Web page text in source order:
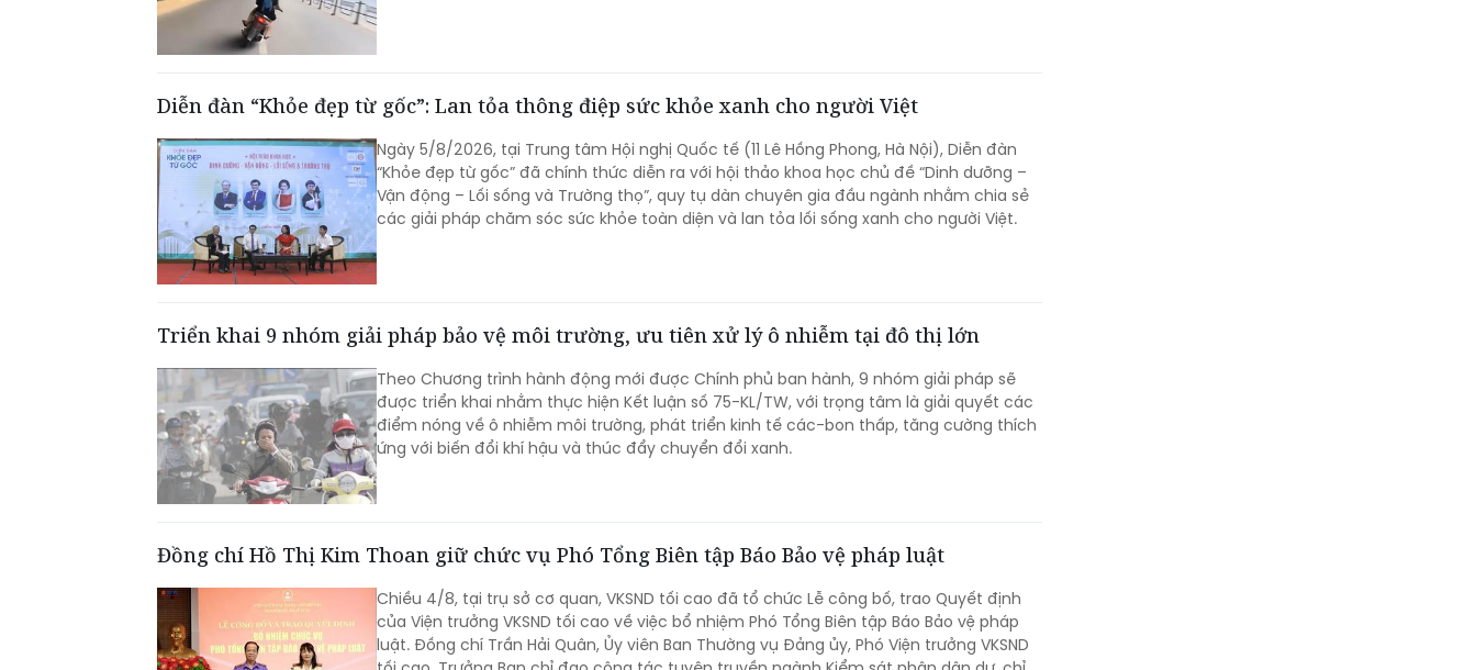
Diễn đàn “Khỏe đẹp từ gốc”: Lan tỏa thông điệp sức khỏe xanh cho người Việt
Ngày 5/8/2026, tại Trung tâm Hội nghị Quốc tế (11 Lê Hồng Phong, Hà Nội), Diễn đàn
“Khỏe đẹp từ gốc” đã chính thức diễn ra với hội thảo khoa học chủ đề “Dinh dưỡng –
Vận động – Lối sống và Trường thọ”, quy tụ dàn chuyên gia đầu ngành nhằm chia sẻ
các giải pháp chăm sóc sức khỏe toàn diện và lan tỏa lối sống xanh cho người Việt.
Triển khai 9 nhóm giải pháp bảo vệ môi trường, ưu tiên xử lý ô nhiễm tại đô thị lớn
Theo Chương trình hành động mới được Chính phủ ban hành, 9 nhóm giải pháp sẽ
được triển khai nhằm thực hiện Kết luận số 75-KL/TW, với trọng tâm là giải quyết các
điểm nóng về ô nhiễm môi trường, phát triển kinh tế các-bon thấp, tăng cường thích
ứng với biến đổi khí hậu và thúc đẩy chuyển đổi xanh.
Đồng chí Hồ Thị Kim Thoan giữ chức vụ Phó Tổng Biên tập Báo Bảo vệ pháp luật
Chiều 4/8, tại trụ sở cơ quan, VKSND tối cao đã tổ chức Lễ công bố, trao Quyết định
của Viện trưởng VKSND tối cao về việc bổ nhiệm Phó Tổng Biên tập Báo Bảo vệ pháp
luật. Đồng chí Trần Hải Quân, Ủy viên Ban Thường vụ Đảng ủy, Phó Viện trưởng VKSND